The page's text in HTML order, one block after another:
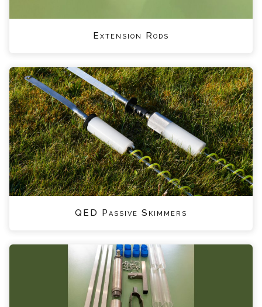
Extension Rods
QED Passive Skimmers